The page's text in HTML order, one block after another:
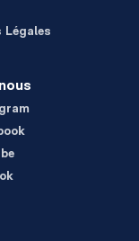
Légales